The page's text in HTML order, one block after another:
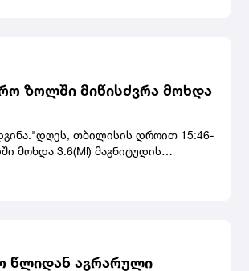
ზოლში მიწისძვრა მოხდა
თბილისის დროით 15:46-
მოხდა 3.6(Ml) მაგნიტუდის
წლიდან აგრარული